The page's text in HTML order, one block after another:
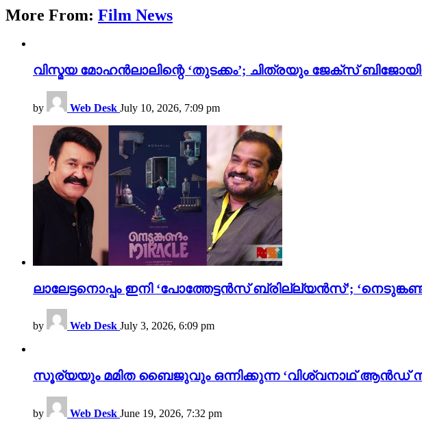
More From: Film News
വിസ്മയ മോഹൻലാലിന്റെ ‘തുടക്കം’; ചിത്രയും ജേക്സ്
by Web Desk July 10, 2026, 7:09 pm
ലാലേട്ടനൊപ്പം ഇനി ‘പോത്തേട്ടൻസ് ബ്രില്ല്യൻസ്’;
by Web Desk July 3, 2026, 6:09 pm
സൂര്യയും മമിത ബൈജുവും ഒന്നിക്കുന്ന ‘വിശ്വനാഥ് ആൻഡ്
by Web Desk June 19, 2026, 7:32 pm